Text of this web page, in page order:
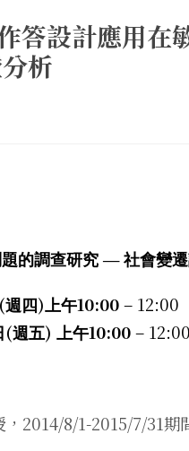
答設計應用在
析
的調查研究— 社會變
(週四)上午10:00– 12:00
(週五) 上午10:00– 12:00
，2014/8/1-2015/7/31期